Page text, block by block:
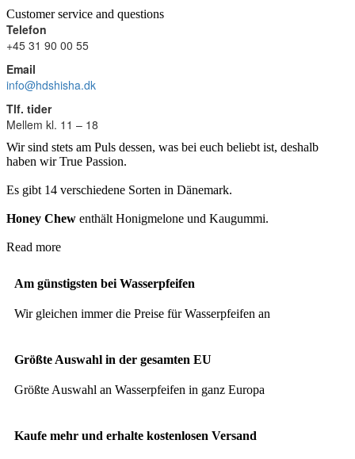
Customer service and questions
Telefon
+45 31 90 00 55
Email
info@hdshisha.dk
Tlf. tider
Mellem kl. 11 – 18
Wir sind stets am Puls dessen, was bei euch beliebt ist, deshalb
haben wir True Passion.
Es gibt 14 verschiedene Sorten in Dänemark.
Honey Chew enthält Honigmelone und Kaugummi.
Read more
Am günstigsten bei Wasserpfeifen
Wir gleichen immer die Preise für Wasserpfeifen an
Größte Auswahl in der gesamten EU
Größte Auswahl an Wasserpfeifen in ganz Europa
Kaufe mehr und erhalte kostenlosen Versand